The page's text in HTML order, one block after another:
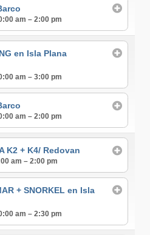
am – 2:00 pm
en Isla Plana
am – 3:00 pm
am – 2:00 pm
K2 + K4/ Redovan
am – 2:00 pm
+ SNORKEL en Isla
am – 2:30 pm